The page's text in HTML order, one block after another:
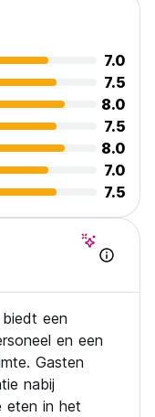
7.0
7.5
8.0
7.5
8.0
7.0
7.5
een
en een
Gasten
nabij
eten in het